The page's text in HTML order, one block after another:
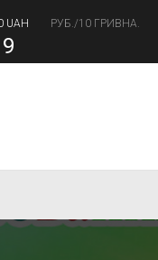
UAH РУБ./10 ГРИВНА.